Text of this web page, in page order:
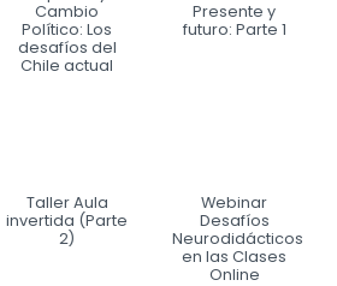
Cambio
Político: Los
desafíos del
Chile actual
Presente y
futuro: Parte 1
Taller Aula
invertida (Parte
2)
Webinar
Desafíos
Neurodidácticos
en las Clases
Online